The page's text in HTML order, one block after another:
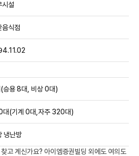
시설
음식점
(승용 8대, 비상 0대)
대(기계 0대,자주 320대)
냉난방
고 계신가요? 아이엠증권빌딩 외에도 여의도